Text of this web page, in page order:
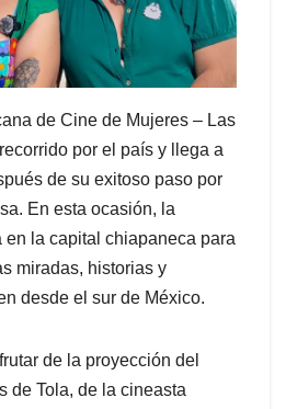
de Cine de Mujeres – Las
por el país y llega a
de su exitoso paso por
En esta ocasión, la
en la capital chiapaneca para
miradas, historias y
desde el sur de México.
de la proyección del
de Tola, de la cineasta